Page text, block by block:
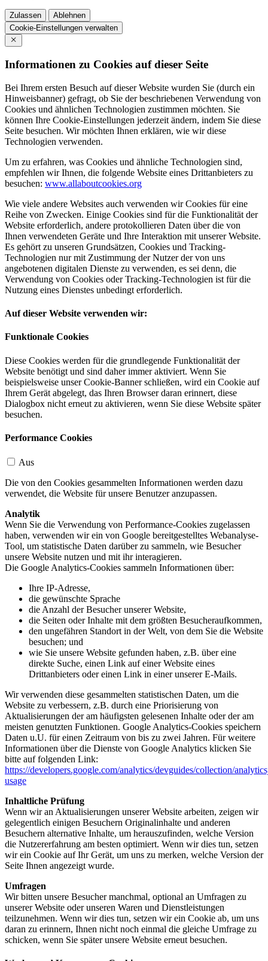
Zulassen
Ablehnen
Cookie-Einstellungen verwalten
Informationen zu Cookies auf dieser Seite
Bei Ihrem ersten Besuch auf dieser Website wurden Sie (durch ein
Hinweisbanner) gefragt, ob Sie der beschriebenen Verwendung von
Cookies und ähnlichen Technologien zustimmen möchten. Sie
können Ihre Cookie-Einstellungen jederzeit ändern, indem Sie diese
Seite besuchen. Wir möchten Ihnen erklären, wie wir diese
Technologien verwenden.
Um zu erfahren, was Cookies und ähnliche Technologien sind,
empfehlen wir Ihnen, die folgende Website eines Drittanbieters zu
besuchen: www.allaboutcookies.org
Wie viele andere Websites auch verwenden wir Cookies für eine
Reihe von Zwecken. Einige Cookies sind für die Funktionalität der
Website erforderlich, andere protokollieren Daten über die von
Ihnen verwendeten Geräte und Ihre Interaktion mit unserer Website.
Es gehört zu unseren Grundsätzen, Cookies und Tracking-
Technologien nur mit Zustimmung der Nutzer der von uns
angebotenen digitalen Dienste zu verwenden, es sei denn, die
Verwendung von Cookies oder Tracking-Technologien ist für die
Nutzung eines Dienstes unbedingt erforderlich.
Auf dieser Website verwenden wir:
Funktionale Cookies
Diese Cookies werden für die grundlegende Funktionalität der
Website benötigt und sind daher immer aktiviert. Wenn Sie
beispielsweise unser Cookie-Banner schließen, wird ein Cookie auf
Ihrem Gerät abgelegt, das Ihren Browser daran erinnert, diese
Dialogbox nicht erneut zu aktivieren, wenn Sie diese Website später
besuchen.
Performance Cookies
Aus
Die von den Cookies gesammelten Informationen werden dazu
verwendet, die Website für unsere Benutzer anzupassen.
Analytik
Wenn Sie die Verwendung von Performance-Cookies zugelassen
haben, verwenden wir ein von Google bereitgestelltes Webanalyse-
Tool, um statistische Daten darüber zu sammeln, wie Besucher
unsere Website nutzen und mit ihr interagieren.
Die Google Analytics-Cookies sammeln Informationen über:
Ihre IP-Adresse,
die gewünschte Sprache
die Anzahl der Besucher unserer Website,
die Seiten oder Inhalte mit dem größten Besucheraufkommen,
den ungefähren Standort in der Welt, von dem Sie die Website
besuchen; und
wie Sie unsere Website gefunden haben, z.B. über eine
direkte Suche, einen Link auf einer Website eines
Drittanbieters oder einen Link in einer unserer E-Mails.
Wir verwenden diese gesammelten statistischen Daten, um die
Website zu verbessern, z.B. durch eine Priorisierung von
Aktualisierungen der am häufigsten gelesenen Inhalte oder der am
meisten genutzten Funktionen. Google Analytics-Cookies speichern
Daten u.U. für einen Zeitraum von bis zu zwei Jahren. Für weitere
Informationen über die Dienste von Google Analytics klicken Sie
bitte auf folgenden Link:
https://developers.google.com/analytics/devguides/collection/
usage
Inhaltliche Prüfung
Wenn wir an Aktualisierungen unserer Website arbeiten, zeigen wir
gelegentlich einigen Besuchern Originalinhalte und anderen
Besuchern alternative Inhalte, um herauszufinden, welche Version
die Nutzererfahrung am besten optimiert. Wenn wir dies tun, setzen
wir ein Cookie auf Ihr Gerät, um uns zu merken, welche Version der
Seite Ihnen angezeigt wurde.
Umfragen
Wir bitten unsere Besucher manchmal, optional an Umfragen zu
unserer Website oder unseren Waren und Dienstleistungen
teilzunehmen. Wenn wir dies tun, setzen wir ein Cookie ab, um uns
daran zu erinnern, Ihnen nicht noch einmal die gleiche Umfrage zu
schicken, wenn Sie später unsere Website erneut besuchen.